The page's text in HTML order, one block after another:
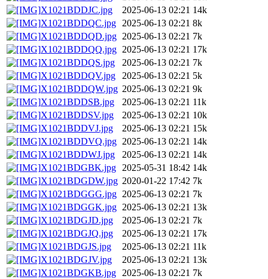
X1021BDDJC.jpg
2025-06-13 02:21 14k
X1021BDDQC.jpg
2025-06-13 02:21 8k
X1021BDDQD.jpg 2025-06-13 02:21 7k
X1021BDDQQ.jpg 2025-06-13 02:21 17k
X1021BDDQS.jpg
2025-06-13 02:21 7k
X1021BDDQV.jpg
2025-06-13 02:21 5k
X1021BDDQW.jpg 2025-06-13 02:21 9k
X1021BDDSB.jpg
2025-06-13 02:21 11k
X1021BDDSV.jpg
2025-06-13 02:21 10k
X1021BDDVJ.jpg
2025-06-13 02:21 15k
X1021BDDVQ.jpg 2025-06-13 02:21 14k
X1021BDDWJ.jpg
2025-06-13 02:21 14k
X1021BDGBK.jpg
2025-05-31 18:42 14k
X1021BDGDW.jpg 2020-01-22 17:42 7k
X1021BDGGG.jpg 2025-06-13 02:21 7k
X1021BDGGK.jpg 2025-06-13 02:21 13k
X1021BDGJD.jpg
2025-06-13 02:21 7k
X1021BDGJQ.jpg
2025-06-13 02:21 17k
X1021BDGJS.jpg
2025-06-13 02:21 11k
X1021BDGJV.jpg
2025-06-13 02:21 13k
X1021BDGKB.jpg
2025-06-13 02:21 7k